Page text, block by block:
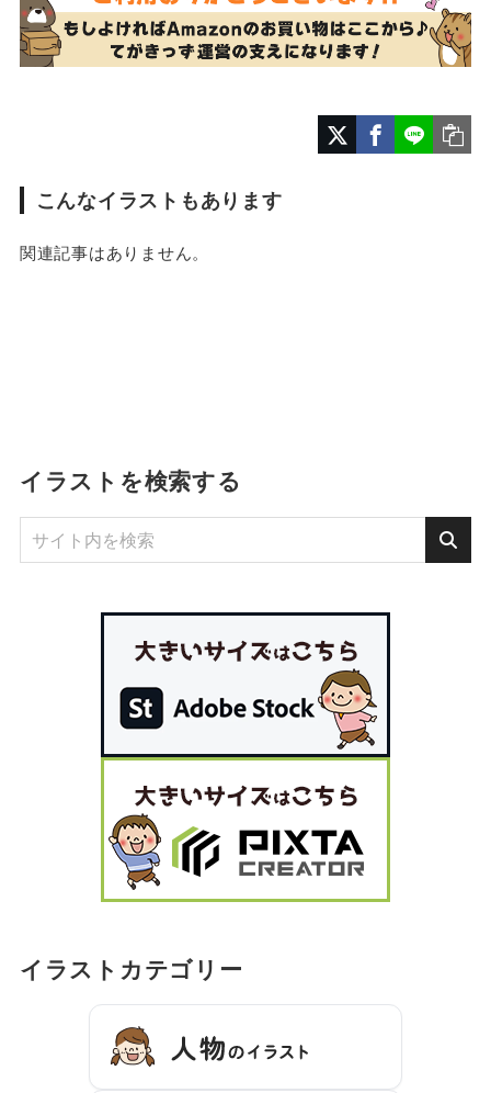
こんなイラストもあります
関連記事はありません。
イラストを検索する
イラストカテゴリー